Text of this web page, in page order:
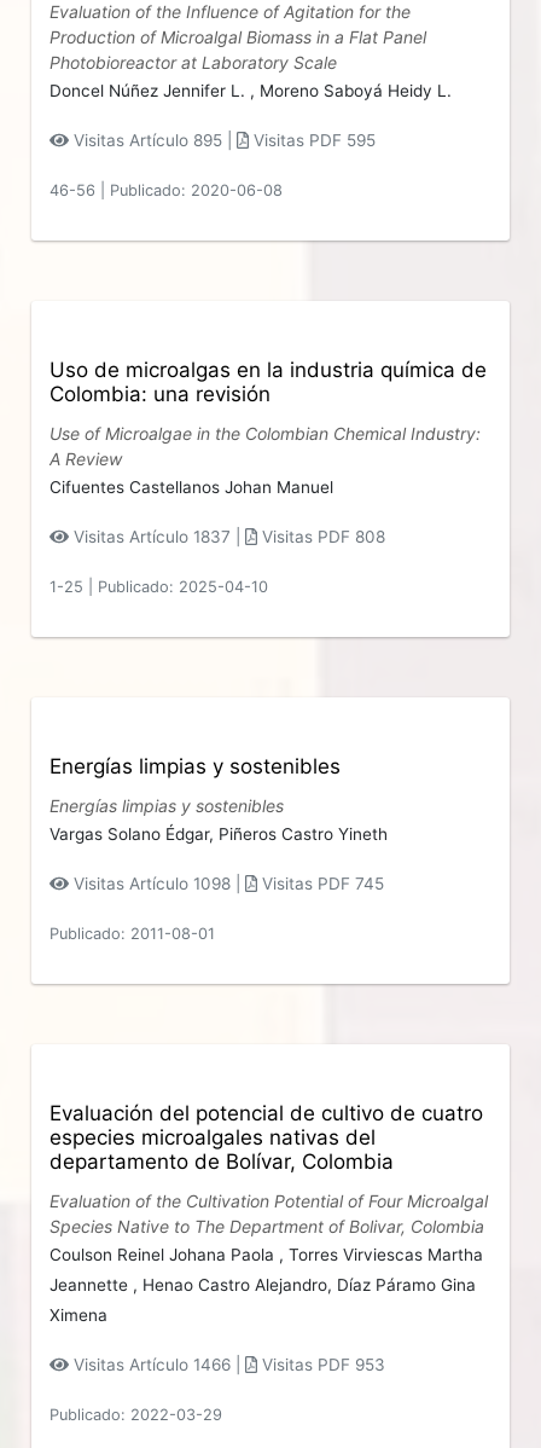
Evaluation of the Influence of Agitation for the
Production of Microalgal Biomass in a Flat Panel
Photobioreactor at Laboratory Scale
Doncel Núñez Jennifer L. , Moreno Saboyá Heidy L.
Visitas Artículo 895 | Visitas PDF 595
46-56 Publicado: 2020-06-08
Uso de microalgas en la industria química de
Colombia: una revisión
Use of Microalgae in the Colombian Chemical Industry:
A Review
Cifuentes Castellanos Johan Manuel
Visitas Artículo 1837 | Visitas PDF 808
1-25 Publicado: 2025-04-10
Energías limpias y sostenibles
Energías limpias y sostenibles
Vargas Solano Édgar, Piñeros Castro Yineth
Visitas Artículo 1098 | Visitas PDF 745
Publicado: 2011-08-01
Evaluación del potencial de cultivo de cuatro
especies microalgales nativas del
departamento de Bolívar, Colombia
Evaluation of the Cultivation Potential of Four Microalgal
Species Native to The Department of Bolivar, Colombia
Coulson Reinel Johana Paola ,Torres Virviescas Martha
Jeannette , Henao Castro Alejandro, Díaz Páramo Gina
Ximena
Visitas Artículo 1466 | Visitas PDF 953
Publicado: 2022-03-29